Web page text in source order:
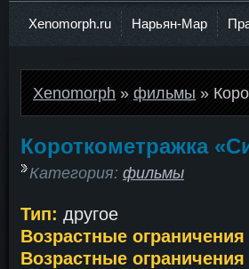
Xenomorph.ru Нарьян-Мар
Xenomorph » фильмы »
Короткометражка
Категория: фильмы
Тип: другое
Возрастные ограничения
Возрастные ограничения